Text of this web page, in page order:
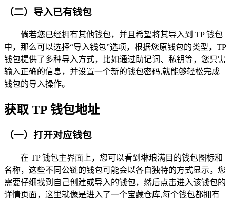
（二）导入已有钱包
倘若您已经拥有其他钱包，并且希望将其导入到 TP 钱包
中，那么可以选择“导入钱包”选项，根据您原钱包的类型，TP
钱包提供了多种导入方式，比如通过助记词、私钥等，您只需
输入正确的信息，并设置一个新的钱包密码,就能够轻松完成
钱包的导入操作。
获取 TP 钱包地址
（一）打开对应钱包
在 TP 钱包主界面上，您可以看到琳琅满目的钱包图标和
名称，这些不同公链的钱包可能会以各自独特的方式显示，您
需要仔细找到自己创建或导入的钱包，然后点击进入该钱包的
详情页面，这里就像是进入了一个宝藏仓库,每个钱包都拥有